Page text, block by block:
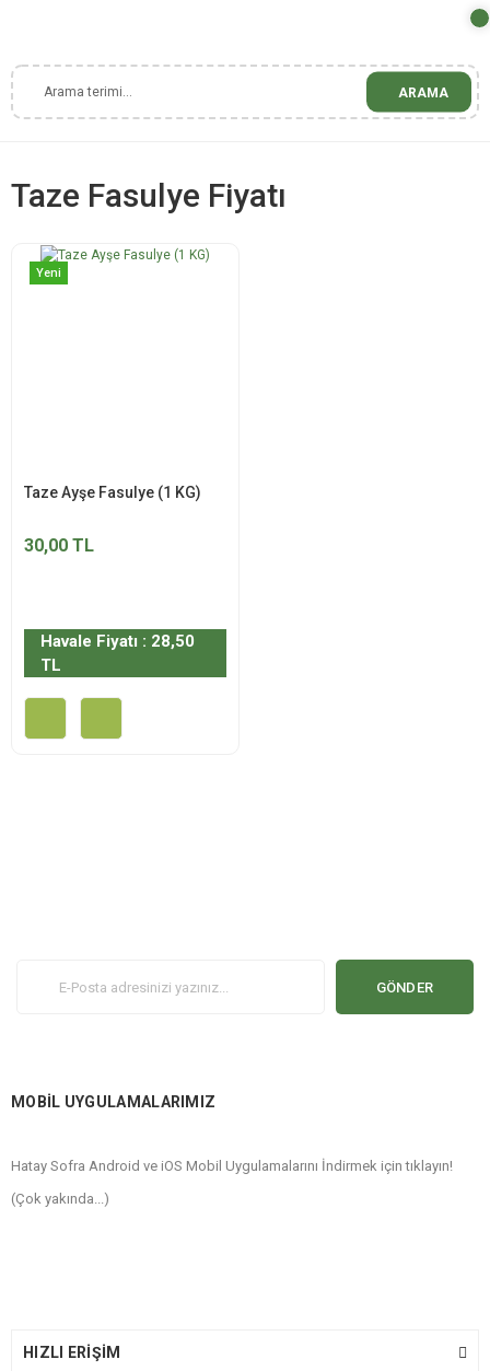
ARAMA
Taze Fasulye Fiyatı
Yeni
Taze Ayşe Fasulye (1 KG)
30,00 TL
Havale Fiyatı : 28,50
TL
GÖNDER
MOBİL UYGULAMALARIMIZ
Hatay Sofra Android ve iOS Mobil Uygulamalarını İndirmek için tıklayın!
(Çok yakında...)
HIZLI ERİŞİM